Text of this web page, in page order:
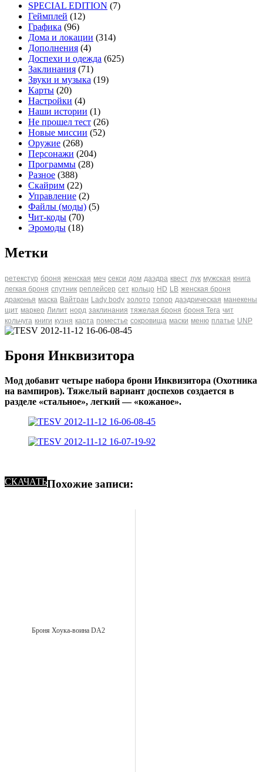
SPECIAL EDITION (7)
Геймплей (12)
Графика (96)
Дома и локации (314)
Дополнения (4)
Доспехи и одежда (625)
Заклинания (71)
Звуки и музыка (19)
Карты (20)
Настройки (4)
Наши истории (1)
Не прошел тест (26)
Новые миссии (52)
Оружие (268)
Персонажи (204)
Программы (28)
Разное (388)
Скайрим (22)
Управление (2)
Файлы (моды) (5)
Чит-коды (70)
Эромоды (18)
Метки
ретекстур броня женская меч секси дом даэдра квест лук мужская книга
легкая броня спутник реплейсер сет кольцо HD LB женская броня
драконья маска Вайтран Lady body золото топор даэдрическая манекены
щит маркер Лилит норд заклинания тяжелая броня броня Tera чит
кольчуга книги кузня карта поместье сокровища маски меню платье UNP
Броня Инквизитора
Мод добавит четыре набора брони Инквизитора (Охотника
на вампиров). Тяжелый вариант доспехов создается в
разделе «стальное», легкий — «кожаное».
СКАЧАТЬПохожие записи:
Броня Хоука-воина DA2